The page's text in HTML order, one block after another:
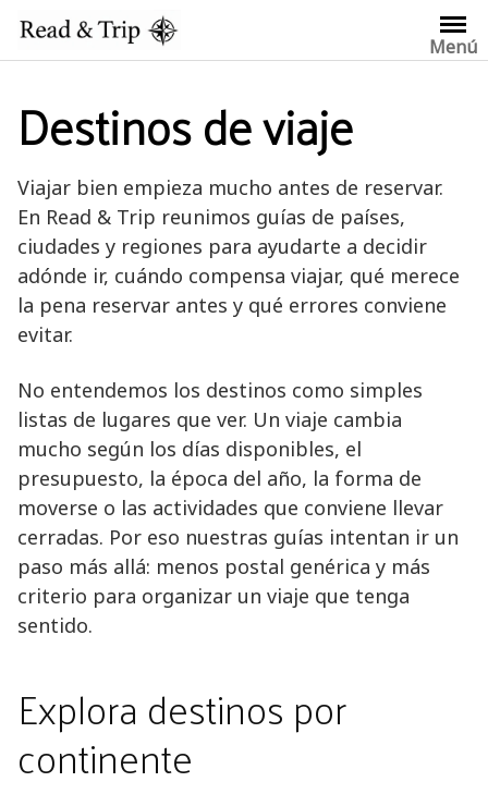
contenido
Menú
Destinos de viaje
Viajar bien empieza mucho antes de reservar.
En Read & Trip reunimos guías de países,
ciudades y regiones para ayudarte a decidir
adónde ir, cuándo compensa viajar, qué merece
la pena reservar antes y qué errores conviene
evitar.
No entendemos los destinos como simples
listas de lugares que ver. Un viaje cambia
mucho según los días disponibles, el
presupuesto, la época del año, la forma de
moverse o las actividades que conviene llevar
cerradas. Por eso nuestras guías intentan ir un
paso más allá: menos postal genérica y más
criterio para organizar un viaje que tenga
sentido.
Explora destinos por
continente